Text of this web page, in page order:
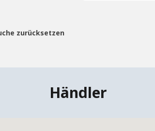
Händler